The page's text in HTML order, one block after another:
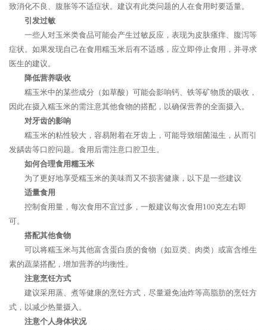
致消化不良、腹胀等不适症状。建议有此类问题的人在食用时要适量。
引发过敏
一些人对玉米类食品可能会产生过敏反应，表现为皮肤瘙痒、腹泻等
症状。如果发现自己在食用糯玉米后有不适感，应立即停止食用，并寻求
医生的建议。
降低营养吸收
糯玉米中的某些成分（如草酸）可能会影响钙、铁等矿物质的吸收，
因此在摄入糯玉米的需注意其他食物的搭配，以确保营养的全面摄入。
对牙齿的影响
糯玉米的粘性较大，容易附着在牙齿上，可能导致细菌滋生，从而引
发龋齿等口腔问题。食用后需注意口腔卫生。
如何合理食用糯玉米
为了更好地享受糯玉米的美味而又不损害健康，以下是一些建议
适量食用
控制食用量，每次食用不宜过多，一般建议每次食用100克左右即
可。
搭配其他食物
可以将糯玉米与其他富含蛋白质的食物（如豆类、肉类）或富含维生
素的蔬菜搭配，增加营养的均衡性。
注意烹饪方式
建议采用蒸、煮等健康的烹饪方式，尽量避免油炸等高脂肪的烹饪方
式，以减少热量摄入。
注意个人身体状况